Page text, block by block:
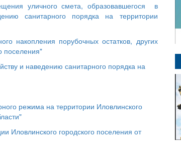
уличного смета, образовавшегося в
санитарного порядка на территории
накопления порубочных остатков, других
поселения"
и наведению санитарного порядка на
режима на территории Иловлинского
Иловлинского городского поселения от